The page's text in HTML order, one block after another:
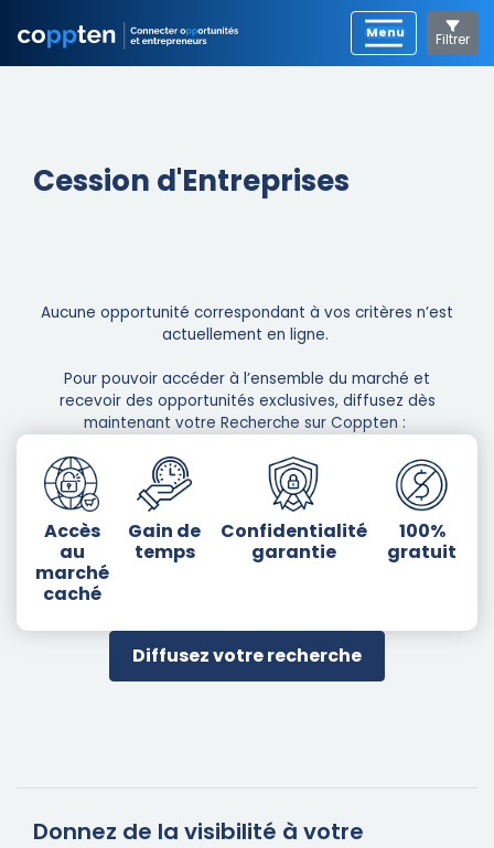
Filtrer
Cession d'Entreprises
Aucune opportunité correspondant à vos critères n’est
actuellement en ligne. ​
Pour pouvoir accéder à l’ensemble du marché et
recevoir des opportunités exclusives, diffusez dès
maintenant votre Recherche sur Coppten : ​
Accès
au
marché
caché
Gain de
temps
Confidentialité
garantie
100%
gratuit
Diffusez votre recherche
Donnez de la visibilité à votre